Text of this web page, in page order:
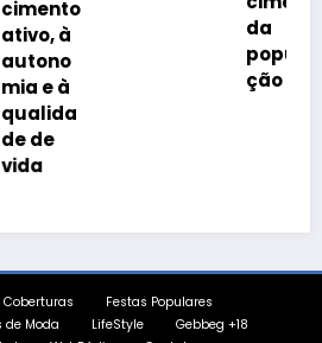
à
à
popula
Coberturas
Festas Populares
de Moda LifeStyle
Gebbeg +18